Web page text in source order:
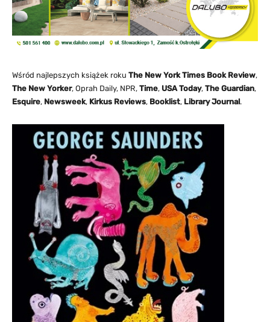
Wśród najlepszych książek roku The New York Times Book Review,
The New Yorker, Oprah Daily, NPR, Time, USA Today, The Guardian,
Esquire, Newsweek, Kirkus Reviews, Booklist, Library Journal.